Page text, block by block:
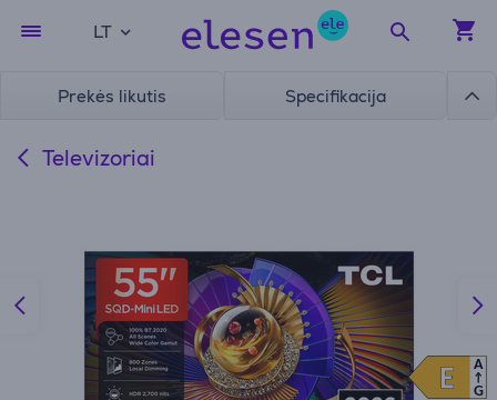
LT
Prekės likutis Specifikacija
Televizoriai
E
E
A
G